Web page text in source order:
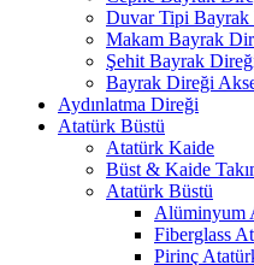
Duvar Tipi
Makam Bayrak
Şehit Bayrak
Bayrak Direği
Aydınlatma Direği
Atatürk Büstü
Atatürk Kaide
Büst & Kaide
Atatürk Büstü
Alüminyum
Fiberglass
Pirinç